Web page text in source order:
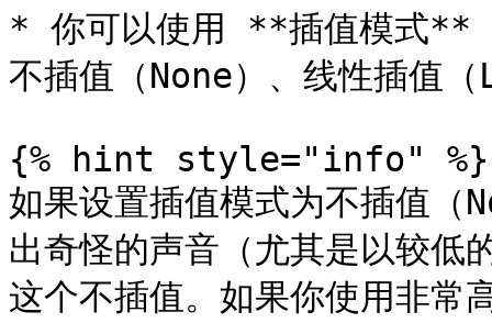
* 你可以使用 **插值模式**
不插值（None）、线性插值
{% hint style="info" %}
如果设置插值模式为不插值（
出奇怪的声音（尤其是以较低
这个不插值。如果你使用非常